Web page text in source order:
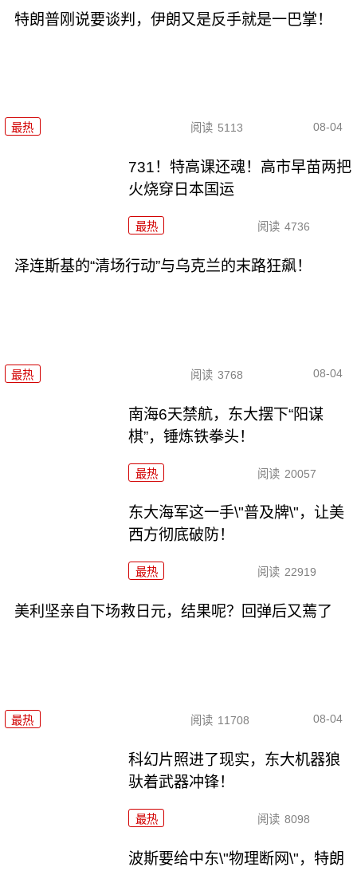
特朗普刚说要谈判，伊朗又是反手就是一巴掌！
最热 阅读 5113 08-04
731！特高课还魂！高市早苗两把
火烧穿日本国运
最热 阅读 4736
泽连斯基的“清场行动”与乌克兰的末路狂飙！
最热 阅读 3768 08-04
南海6天禁航，东大摆下“阳谋
棋”，锤炼铁拳头！
最热 阅读 20057
东大海军这一手\"普及牌\"，让美
西方彻底破防！
最热 阅读 22919
美利坚亲自下场救日元，结果呢？回弹后又蔫了
最热 阅读 11708 08-04
科幻片照进了现实，东大机器狼
驮着武器冲锋！
最热 阅读 8098
波斯要给中东\"物理断网\"，特朗